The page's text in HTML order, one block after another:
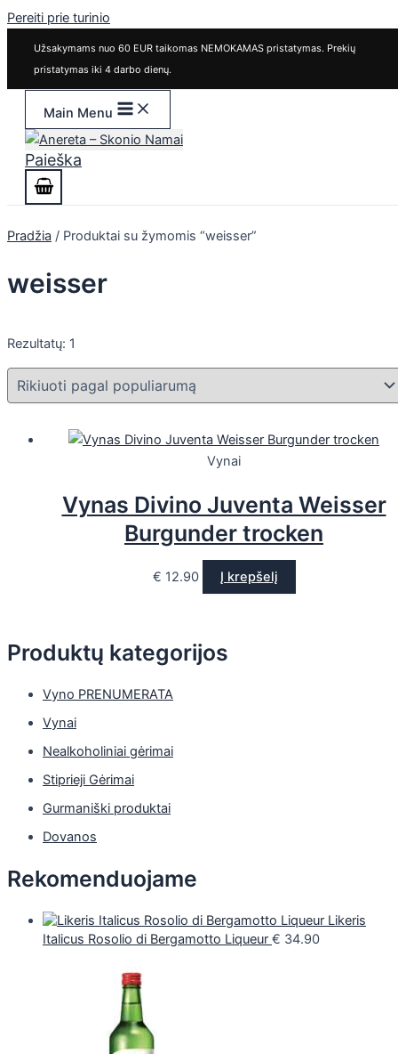
Pereiti prie turinio
Užsakymams nuo 60 EUR taikomas NEMOKAMAS pristatymas. Prekių
pristatymas iki 4 darbo dienų.
Main Menu
Paieška
Produktų kategorijos
Vyno PRENUMERATA
Vynai
Nealkoholiniai gėrimai
Stiprieji Gėrimai
Gurmaniški produktai
Dovanos
Rekomenduojame
Likeris
Italicus Rosolio di Bergamotto Liqueur € 34.90
Pradžia / Produktai su žymomis “weisser”
weisser
Rezultatų: 1
Vynai
Vynas Divino Juventa Weisser
Burgunder trocken
€ 12.90 Į krepšelį